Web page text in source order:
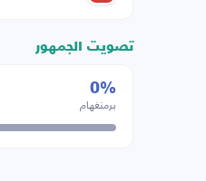
تصويت الجمهور
0%
برمنغهام